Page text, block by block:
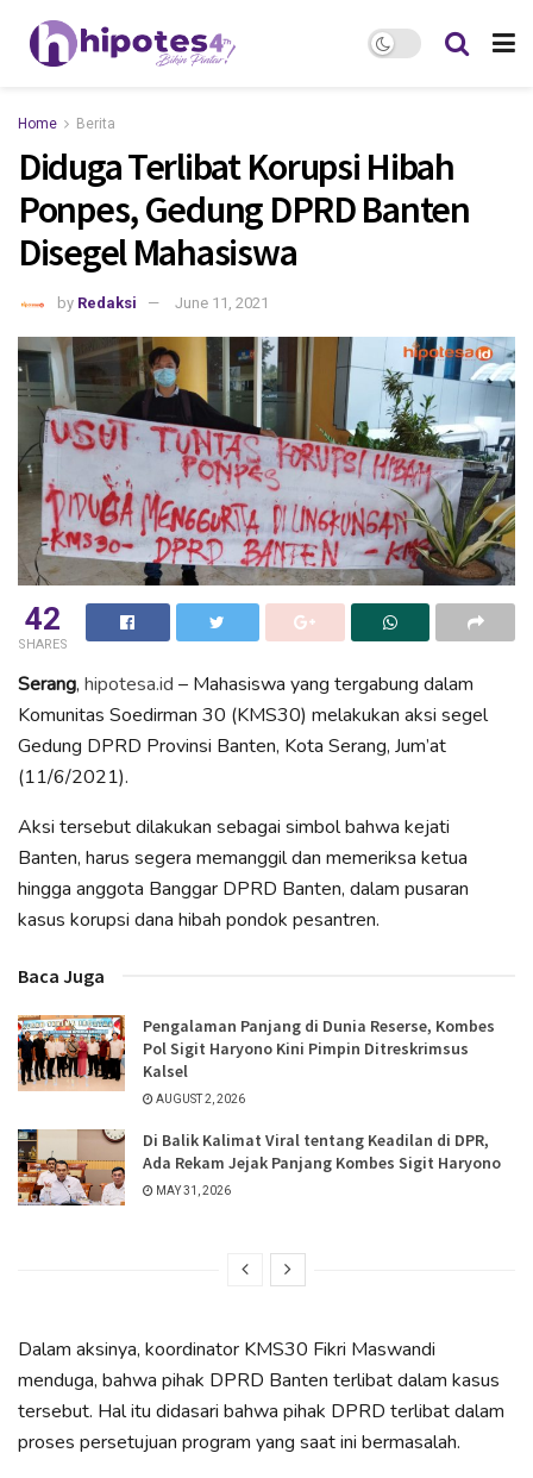
Home Berita
Diduga Terlibat Korupsi Hibah
Ponpes, Gedung DPRD Banten
Disegel Mahasiswa
by Redaksi June 11, 2021
42
SHARES
Serang, hipotesa.id – Mahasiswa yang tergabung dalam
Komunitas Soedirman 30 (KMS30) melakukan aksi segel
Gedung DPRD Provinsi Banten, Kota Serang, Jum’at
(11/6/2021).
Aksi tersebut dilakukan sebagai simbol bahwa kejati
Banten, harus segera memanggil dan memeriksa ketua
hingga anggota Banggar DPRD Banten, dalam pusaran
kasus korupsi dana hibah pondok pesantren.
Baca Juga
Pengalaman Panjang di Dunia Reserse, Kombes
Pol Sigit Haryono Kini Pimpin Ditreskrimsus
Kalsel
AUGUST 2, 2026
Di Balik Kalimat Viral tentang Keadilan di DPR,
Ada Rekam Jejak Panjang Kombes Sigit Haryono
MAY 31, 2026
Dalam aksinya, koordinator KMS30 Fikri Maswandi
menduga, bahwa pihak DPRD Banten terlibat dalam kasus
tersebut. Hal itu didasari bahwa pihak DPRD terlibat dalam
proses persetujuan program yang saat ini bermasalah.